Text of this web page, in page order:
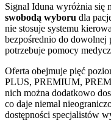
Signal Iduna wyróżnia się
swobodą wyboru dla
nie stosuje systemu
bezpośrednio do
potrzebuje pomocy
Oferta obejmuje pięć
PLUS, PREMIUM,
nich można dodatkowo
co daje niemal
dostępności specjalistów